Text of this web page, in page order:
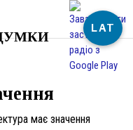
має значення
LAT